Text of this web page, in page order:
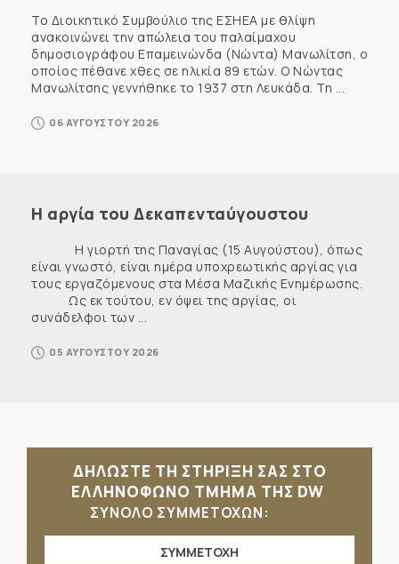
Το Διοικητικό Συμβούλιο της ΕΣΗΕΑ με θλίψη
ανακοινώνει την απώλεια του παλαίμαχου
δημοσιογράφου Επαμεινώνδα (Νώντα) Μανωλίτση, ο
οποίος πέθανε χθες σε ηλικία 89 ετών. Ο Νώντας
Μανωλίτσης γεννήθηκε το 1937 στη Λευκάδα. Τη ...
06 ΑΥΓΟΥΣΤΟΥ 2026
Η αργία του Δεκαπενταύγουστου
Η γιορτή της Παναγίας (15 Αυγούστου), όπως
είναι γνωστό, είναι ημέρα υποχρεωτικής αργίας για
τους εργαζόμενους στα Μέσα Μαζικής Ενημέρωσης.
Ως εκ τούτου, εν όψει της αργίας, οι
συνάδελφοι των ...
05 ΑΥΓΟΥΣΤΟΥ 2026
ΔΗΛΩΣΤΕ ΤΗ ΣΤΗΡΙΞΗ ΣΑΣ ΣΤΟ
ΕΛΛΗΝΟΦΩΝΟ ΤΜΗΜΑ ΤΗΣ DW
ΣΥΝΟΛΟ ΣΥΜΜΕΤΟΧΩΝ:
ΣΥΜΜΕΤΟΧΗ